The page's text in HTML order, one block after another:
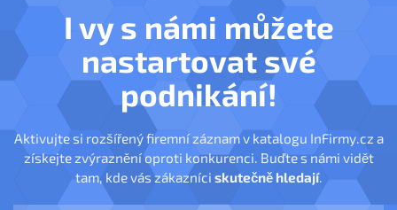
I vy s námi můžete
nastartovat své
podnikání!
Aktivujte si rozšířený firemní záznam v katalogu InFirmy.cz a
získejte zvýraznění oproti konkurenci. Buďte s námi vidět
tam, kde vás zákazníci skutečně hledají.